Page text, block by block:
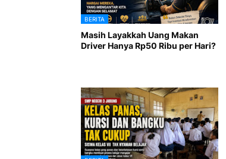
BERITA
Masih Layakkah Uang Makan
Driver Hanya Rp50 Ribu per Hari?